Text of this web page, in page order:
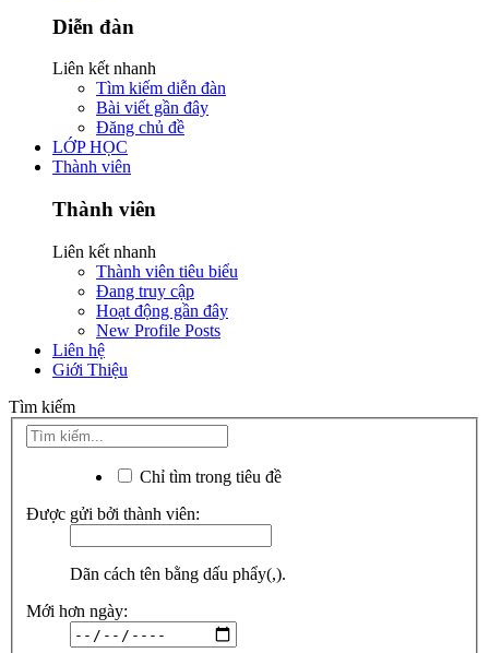
Diễn đàn
Liên kết nhanh
Tìm kiếm diễn đàn
Bài viết gần đây
Đăng chủ đề
LỚP HỌC
Thành viên
Thành viên
Liên kết nhanh
Thành viên tiêu biểu
Đang truy cập
Hoạt động gần đây
New Profile Posts
Liên hệ
Giới Thiệu
Tìm kiếm
Chỉ tìm trong tiêu đề
Được gửi bởi thành viên:
Dãn cách tên bằng dấu phẩy(,).
Mới hơn ngày: